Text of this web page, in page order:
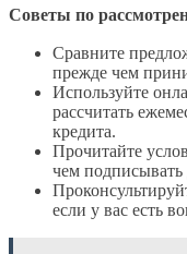
Советы по
Сравните
прежде чем
Используйте
рассчитать
кредита.
Прочитайте
чем подписывать
если у вас есть